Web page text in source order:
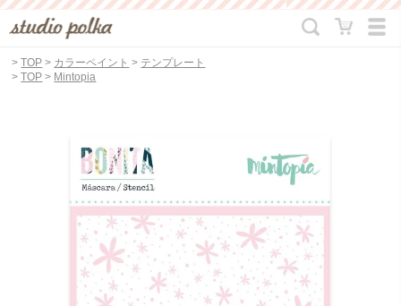
>TOP > カラーペイント > テンプレート
>TOP > Mintopia